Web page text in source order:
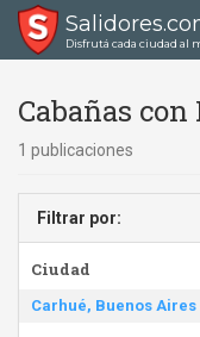
Disfrutá cada ciudad al
Cabañas
1 publicaciones
Filtrar por:
Ciudad
Carhué, Buenos Aires